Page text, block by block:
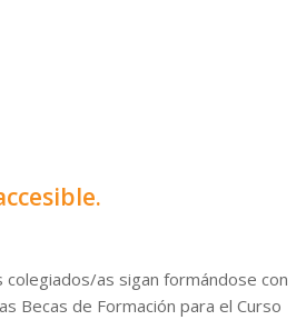
as sigan formándose con
Becas de Formación para el Curso